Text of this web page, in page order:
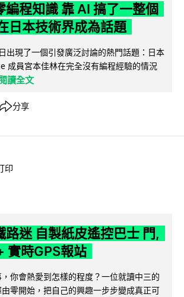
編程知識 靠 AI 搞了一整個
日本技術界成為話題
出現了一個引發廣泛討論的熱門話題：日本
成員宮本佳林在完全沒有編程經驗的情況
讀全文
分享
印
路迷 自製紙皮遙控巴士 門,
實時GPS報站
你會熱愛到怎樣的程度？一位就讀中三的
零開始，把自己的興趣一步步變成真正可